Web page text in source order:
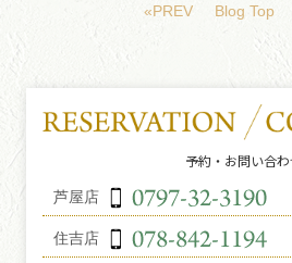
«PREV Blog Top
予約・お問い合
芦屋店
住吉店